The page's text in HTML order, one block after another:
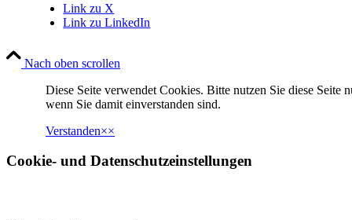
Link zu X
Link zu LinkedIn
Nach oben scrollen
Diese Seite verwendet Cookies. Bitte nutzen Sie diese Seite
wenn Sie damit einverstanden sind.
Verstanden××
Cookie- und Datenschutzeinstellungen